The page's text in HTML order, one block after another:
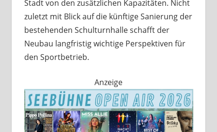
Stadt von den zusätzlichen Kapazitäten. Nicht
zuletzt mit Blick auf die künftige Sanierung der
bestehenden Schulturnhalle schafft der
Neubau langfristig wichtige Perspektiven für
den Sportbetrieb.
Anzeige